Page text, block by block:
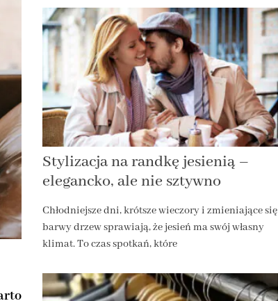
Stylizacja na randkę jesienią –
elegancko, ale nie sztywno
Chłodniejsze dni, krótsze wieczory i zmieniające się
barwy drzew sprawiają, że jesień ma swój własny
klimat. To czas spotkań, które